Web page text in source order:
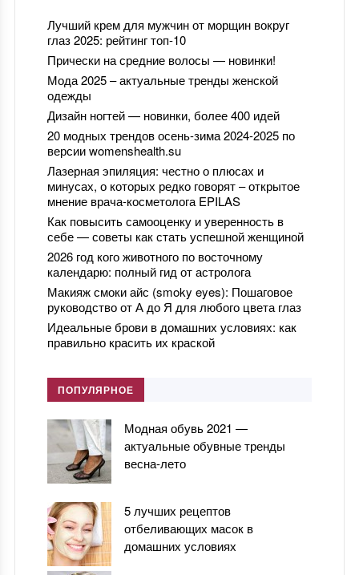
Лучший крем для мужчин от морщин вокруг
глаз 2025: рейтинг топ-10
Прически на средние волосы — новинки!
Мода 2025 – актуальные тренды женской
одежды
Дизайн ногтей — новинки, более 400 идей
20 модных трендов осень-зима 2024-2025 по
версии womenshealth.su
Лазерная эпиляция: честно о плюсах и
минусах, о которых редко говорят – открытое
мнение врача-косметолога EPILAS
Как повысить самооценку и уверенность в
себе — советы как стать успешной женщиной
2026 год кого животного по восточному
календарю: полный гид от астролога
Макияж смоки айс (smoky eyes): Пошаговое
руководство от А до Я для любого цвета глаз
Идеальные брови в домашних условиях: как
правильно красить их краской
ПОПУЛЯРНОЕ
Модная обувь 2021 —
актуальные обувные тренды
весна-лето
5 лучших рецептов
отбеливающих масок в
домашних условиях